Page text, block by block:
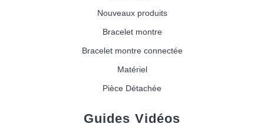
Nouveaux produits
Bracelet montre
Bracelet montre connectée
Matériel
Pièce Détachée
Guides Vidéos